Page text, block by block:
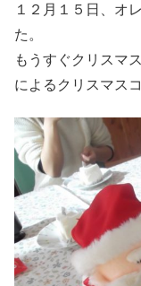
１２月１５日、オ
た。
もうすぐクリスマ
によるクリスマス